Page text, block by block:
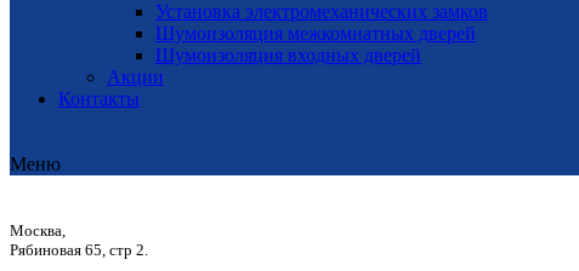
Установка электромеханических замков
Шумоизоляция межкомнатных дверей
Шумоизоляция входных дверей
Акции
Контакты
Меню
Москва,
Рябиновая 65, стр 2.